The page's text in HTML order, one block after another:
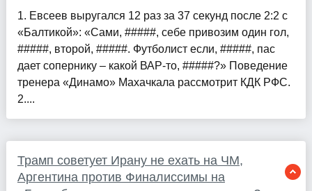
1. Евсеев выругался 12 раз за 37 секунд после 2:2 с
«Балтикой»: «Сами, #####, себе привозим один гол,
#####, второй, #####. Футболист если, #####, пас
дает сопернику – какой ВАР-то, #####?» Поведение
тренера «Динамо» Махачкала рассмотрит КДК РФС.
2....
Трамп советует Ирану не ехать на ЧМ,
Аргентина против Финалиссимы на